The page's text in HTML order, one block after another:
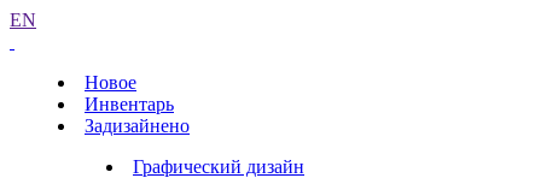
EN
Новое
Инвентарь
Задизайнено
Графический дизайн